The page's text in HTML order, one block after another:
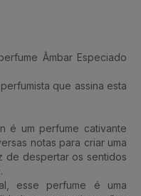
Âmbar Especiado
que assina esta
é um perfume cativante
notas para criar uma
de despertar os sentidos
esse perfume é uma